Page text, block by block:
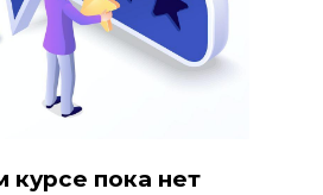
курсе пока нет